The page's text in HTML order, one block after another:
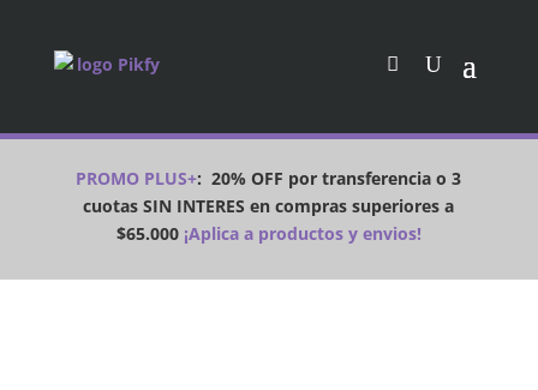
PROMO PLUS+:20% OFF por transferencia o 3
cuotas SIN INTERES en compras superiores a
$65.000¡Aplica a productos y envios!